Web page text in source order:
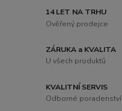
14 LET NA TRHU
Ověřený prodejce
ZÁRUKA a KVALITA
U všech produktů
KVALITNÍ SERVIS
Odborné poradenství